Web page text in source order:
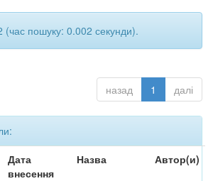
(час пошуку: 0.002 секунди).
назад 1 далі
Дата
внесення
Назва Автор(и)